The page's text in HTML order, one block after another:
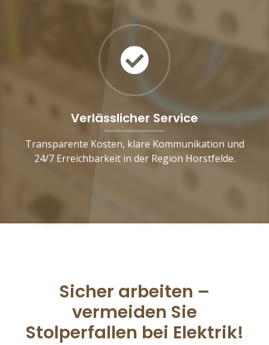
Verlässlicher Service
Transparente Kosten, klare Kommunikation und
24/7 Erreichbarkeit in der Region Horstfelde.
Sicher arbeiten –
vermeiden Sie
Stolperfallen bei Elektrik!